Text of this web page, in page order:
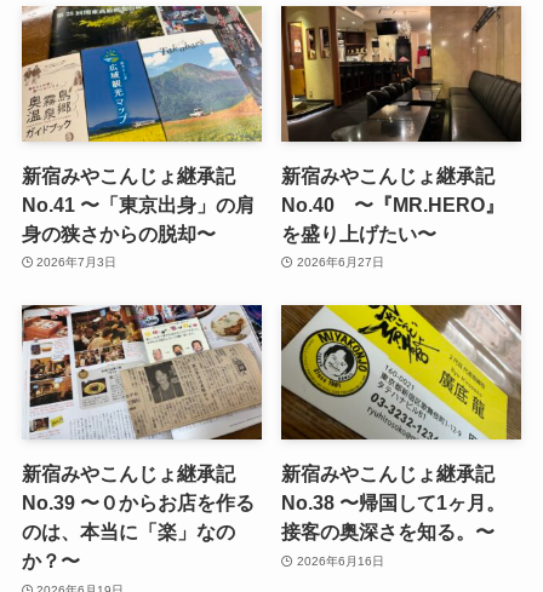
新宿みやこんじょ継承記
No.41 〜「東京出身」の肩
身の狭さからの脱却〜
2026年7月3日
新宿みやこんじょ継承記
No.40 〜『MR.HERO』
を盛り上げたい〜
2026年6月27日
新宿みやこんじょ継承記
No.39 〜０からお店を作る
のは、本当に「楽」なの
か？〜
新宿みやこんじょ継承記
No.38 〜帰国して1ヶ月。
接客の奥深さを知る。〜
2026年6月16日